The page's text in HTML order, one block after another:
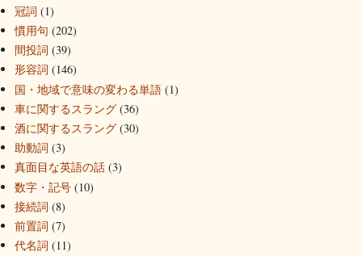
冠詞 (1)
慣用句 (202)
間投詞 (39)
形容詞 (146)
国・地域で意味の変わる単語 (1)
車に関するスラング (36)
酒に関するスラング (30)
助動詞 (3)
真面目な英語の話 (3)
数字・記号 (10)
接続詞 (8)
前置詞 (7)
代名詞 (11)